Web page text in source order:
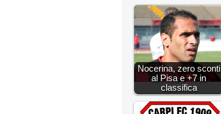
Nocerina, zero sconti
al Pisa e +7 in
classifica